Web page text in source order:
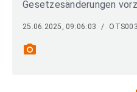
Gesetzesänderungen
25.06.2025, 09:06:03 /
photo_camera